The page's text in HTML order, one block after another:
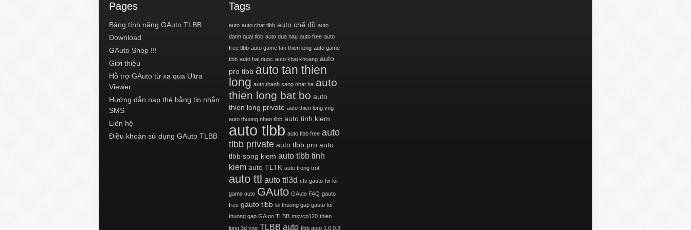
Pages
Bảng tính năng GAuto TLBB
Download
GAuto Shop !!!
Giới thiệu
Hỗ trợ GAuto từ xa qua Ultra
Viewer
Hướng dẫn nạp thẻ bằng tin nhắn
SMS
Liên hệ
Điều khoản sử dụng GAuto TLBB
Tags
auto auto chat tlbb auto chế đồ auto
danh quai tlbb auto dua hau auto free auto
free tlbb auto game tan thien long auto game
tlbb auto hai duoc auto khai khoang auto
pro tlbb auto tan thien
long auto thanh sang nhat ha auto
thien long bat bo auto
thien long private auto thien long vng
auto thuong nhan tlbb auto tinh kiem
auto tlbb auto tlbb free auto
tlbb private auto tlbb pro auto
tlbb song kiem auto tlbb tinh
kiem auto TLTK auto trong trot
auto ttl auto ttl3d ctv gauto fix loi
game auto GAuto GAuto FAQ gauto
free gauto tlbb loi thuong gap gauto loi
thuong gap GAuto TLBB msvcp120 thien
long 3d vng TLBB auto tlbb auto 1.0.0.3